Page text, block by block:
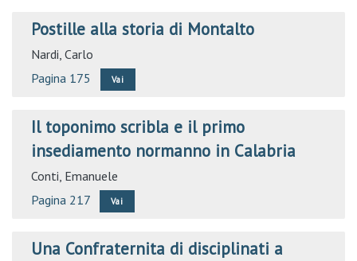
Postille alla storia di Montalto
Nardi, Carlo
Pagina 175
Vai
Il toponimo scribla e il primo
insediamento normanno in Calabria
Conti, Emanuele
Pagina 217
Vai
Una Confraternita di disciplinati a